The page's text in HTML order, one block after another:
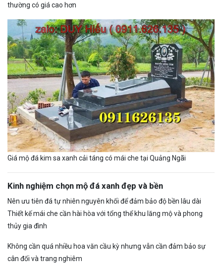
thường có giá cao hơn
Giá mộ đá kim sa xanh cải táng có mái che tại Quảng Ngãi
Kinh nghiệm chọn mộ đá xanh đẹp và bền
Nên ưu tiên đá tự nhiên nguyên khối để đảm bảo độ bền lâu dài
Thiết kế mái che cần hài hòa với tổng thể khu lăng mộ và phong
thủy gia đình
Không cần quá nhiều hoa văn cầu kỳ nhưng vẫn cần đảm bảo sự
cân đối và trang nghiêm